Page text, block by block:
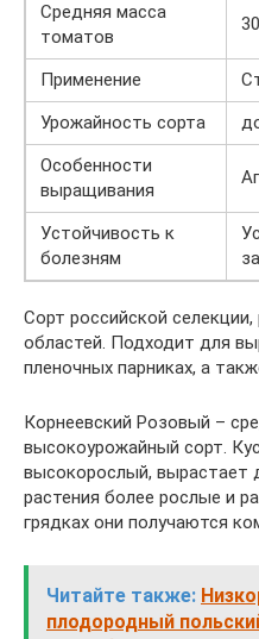
Средняя масса
томатов
Применение
Урожайность сорта
Особенности
выращивания
Устойчивость к
болезням
Сорт российской
областей. Подходит для
пленочных парниках, а
Корнеевский Розовый –
высокоурожайный сорт.
высокорослый, вырастает
растения более рослые и
грядках они получаются
Читайте также:
плодородный